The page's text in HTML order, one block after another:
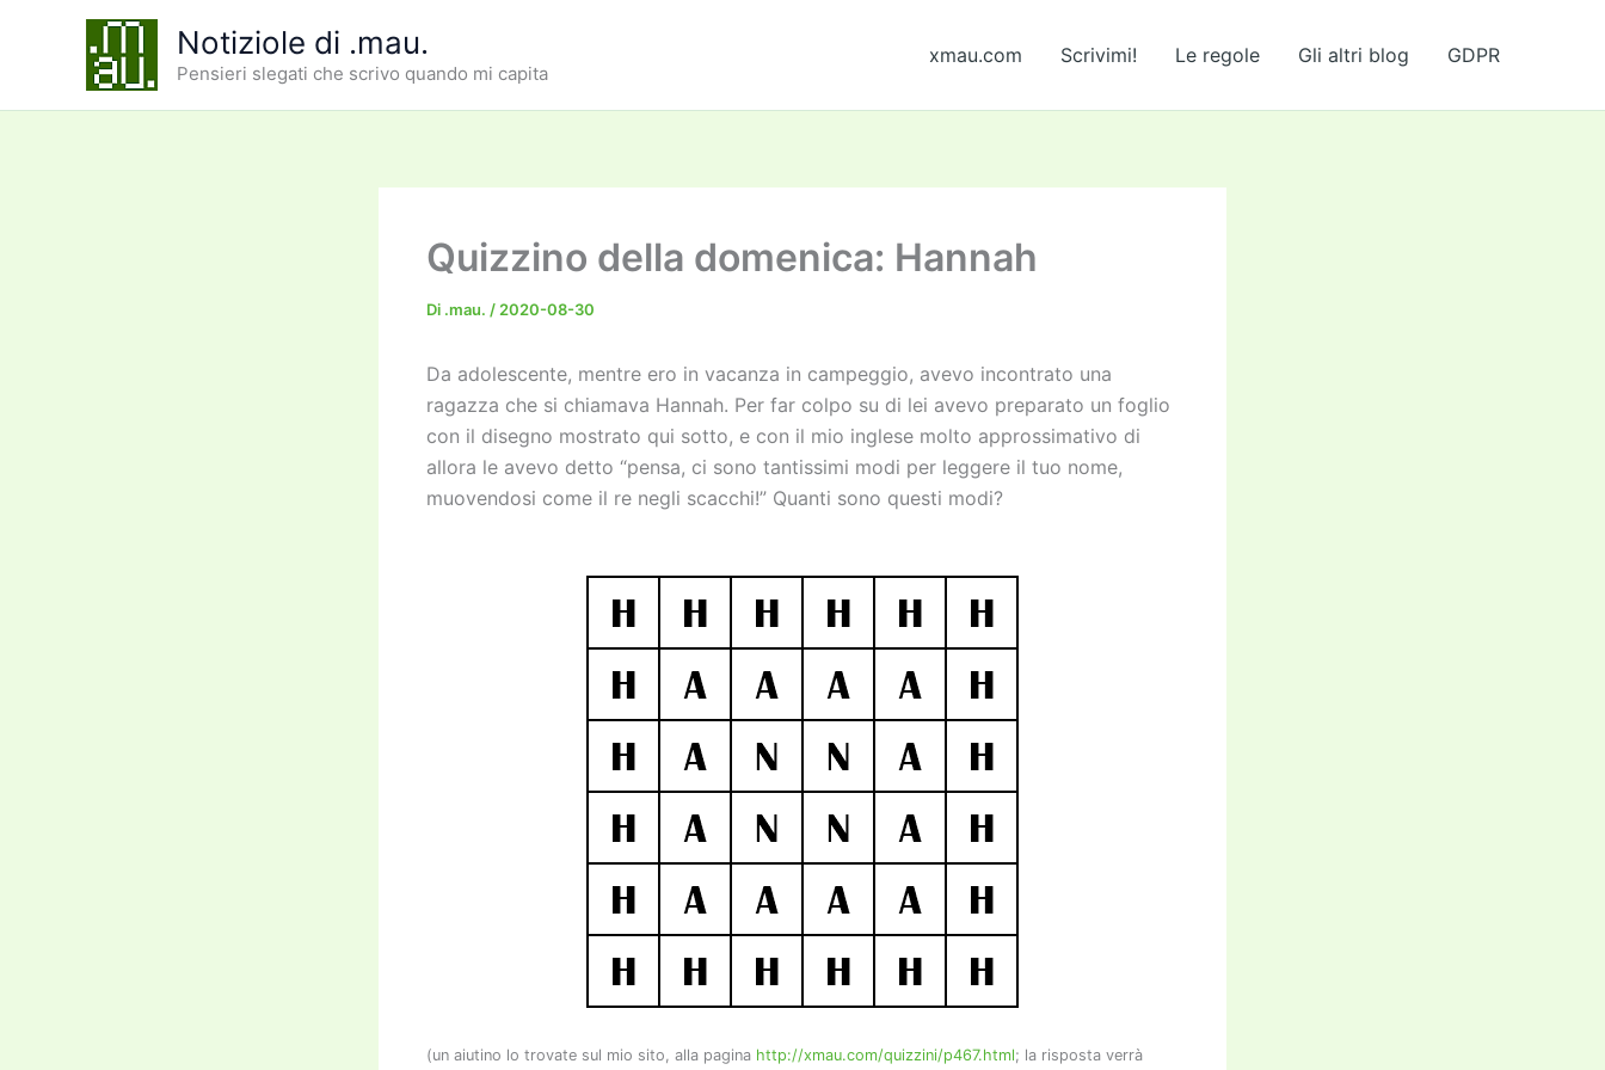
Notiziole di .mau.
Pensieri slegati che scrivo quando mi capita
xmau.com Scrivimi! Le regole Gli altri blog GDPR
Quizzino della domenica: Hannah
Di .mau. / 2020-08-30
Da adolescente, mentre ero in vacanza in campeggio, avevo incontrato una
ragazza che si chiamava Hannah. Per far colpo su di lei avevo preparato un foglio
con il disegno mostrato qui sotto, e con il mio inglese molto approssimativo di
allora le avevo detto “pensa, ci sono tantissimi modi per leggere il tuo nome,
muovendosi come il re negli scacchi!” Quanti sono questi modi?
(un aiutino lo trovate sul mio sito, alla pagina http://xmau.com/quizzini/p467.html; la risposta verrà